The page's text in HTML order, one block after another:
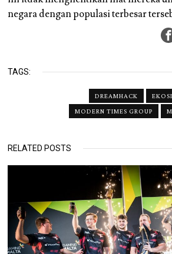
negara dengan populasi terbesar
TAGS:
DREAMHACK
MODERN TIMES GROUP
RELATED POSTS